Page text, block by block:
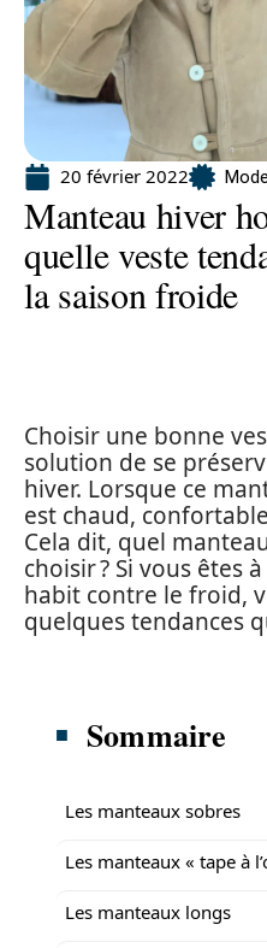
20 février 2022 Mode
Manteau hiver
quelle veste
la saison froide
Choisir une bonne
solution de se
hiver. Lorsque ce
est chaud,
Cela dit, quel
choisir ? Si vous êtes
habit contre le froid,
quelques tendances
Sommaire
Les manteaux sobres
Les manteaux « tape à
Les manteaux longs